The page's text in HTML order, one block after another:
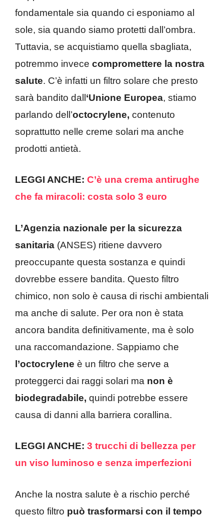
fondamentale sia quando ci esponiamo al
sole, sia quando siamo protetti dall’ombra.
Tuttavia, se acquistiamo quella sbagliata,
potremmo invece compromettere la nostra
salute. C’è infatti un filtro solare che presto
sarà bandito dall‘Unione Europea, stiamo
parlando dell’octocrylene, contenuto
soprattutto nelle creme solari ma anche
prodotti antietà.
LEGGI ANCHE: C’è una crema antirughe
che fa miracoli: costa solo 3 euro
L’Agenzia nazionale per la sicurezza
sanitaria (ANSES) ritiene davvero
preoccupante questa sostanza e quindi
dovrebbe essere bandita. Questo filtro
chimico, non solo è causa di rischi ambientali
ma anche di salute. Per ora non è stata
ancora bandita definitivamente, ma è solo
una raccomandazione. Sappiamo che
l’octocrylene è un filtro che serve a
proteggerci dai raggi solari ma non è
biodegradabile, quindi potrebbe essere
causa di danni alla barriera corallina.
LEGGI ANCHE: 3 trucchi di bellezza per
un viso luminoso e senza imperfezioni
Anche la nostra salute è a rischio perché
questo filtro può trasformarsi con il tempo